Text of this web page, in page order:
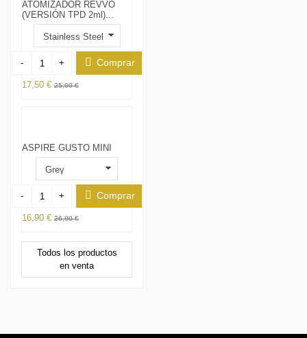
ATOMIZADOR REVVO
(VERSIÓN TPD 2ml)...
- + Comprar
17,50 € 25,00 €
ASPIRE GUSTO MINI
- + Comprar
16,90 € 26,90 €
Todos los productos
en venta